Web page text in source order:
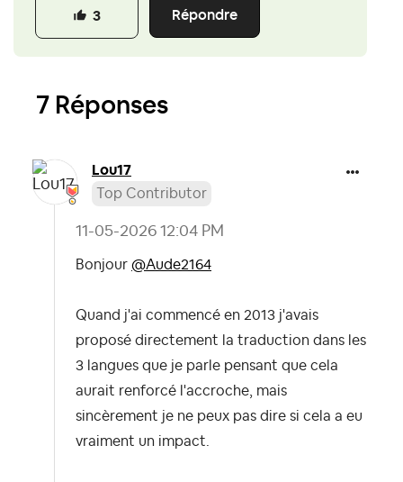
Répondre
3
7 Réponses
Lou17
Top Contributor
‎11-05-2026 12:04 PM
Bonjour @Aude2164
Quand j'ai commencé en 2013 j'avais
proposé directement la traduction dans les
3 langues que je parle pensant que cela
aurait renforcé l'accroche, mais
sincèrement je ne peux pas dire si cela a eu
vraiment un impact.